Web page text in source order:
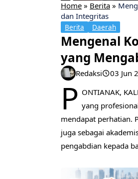
Home » Berita »
dan Integritas
Berita Daerah
Mengenal
yang
Redaksi 03 Jun
P ONTIANAK,
yang
mendapat perhatian.
juga sebagai
pengabdian kepada